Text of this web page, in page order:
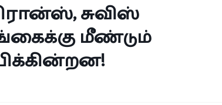
சுவிஸ்
மீண்டும்